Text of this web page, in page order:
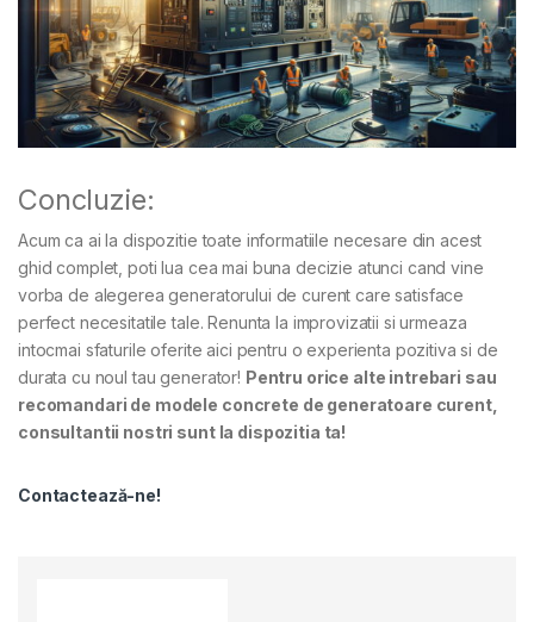
Concluzie:
Acum ca ai la dispozitie toate informatiile necesare din acest
ghid complet, poti lua cea mai buna decizie atunci cand vine
vorba de alegerea generatorului de curent care satisface
perfect necesitatile tale. Renunta la improvizatii si urmeaza
intocmai sfaturile oferite aici pentru o experienta pozitiva si de
durata cu noul tau generator! Pentru orice alte intrebari sau
recomandari de modele concrete de generatoare curent,
consultantii nostri sunt la dispozitia ta!
Contactează-ne!